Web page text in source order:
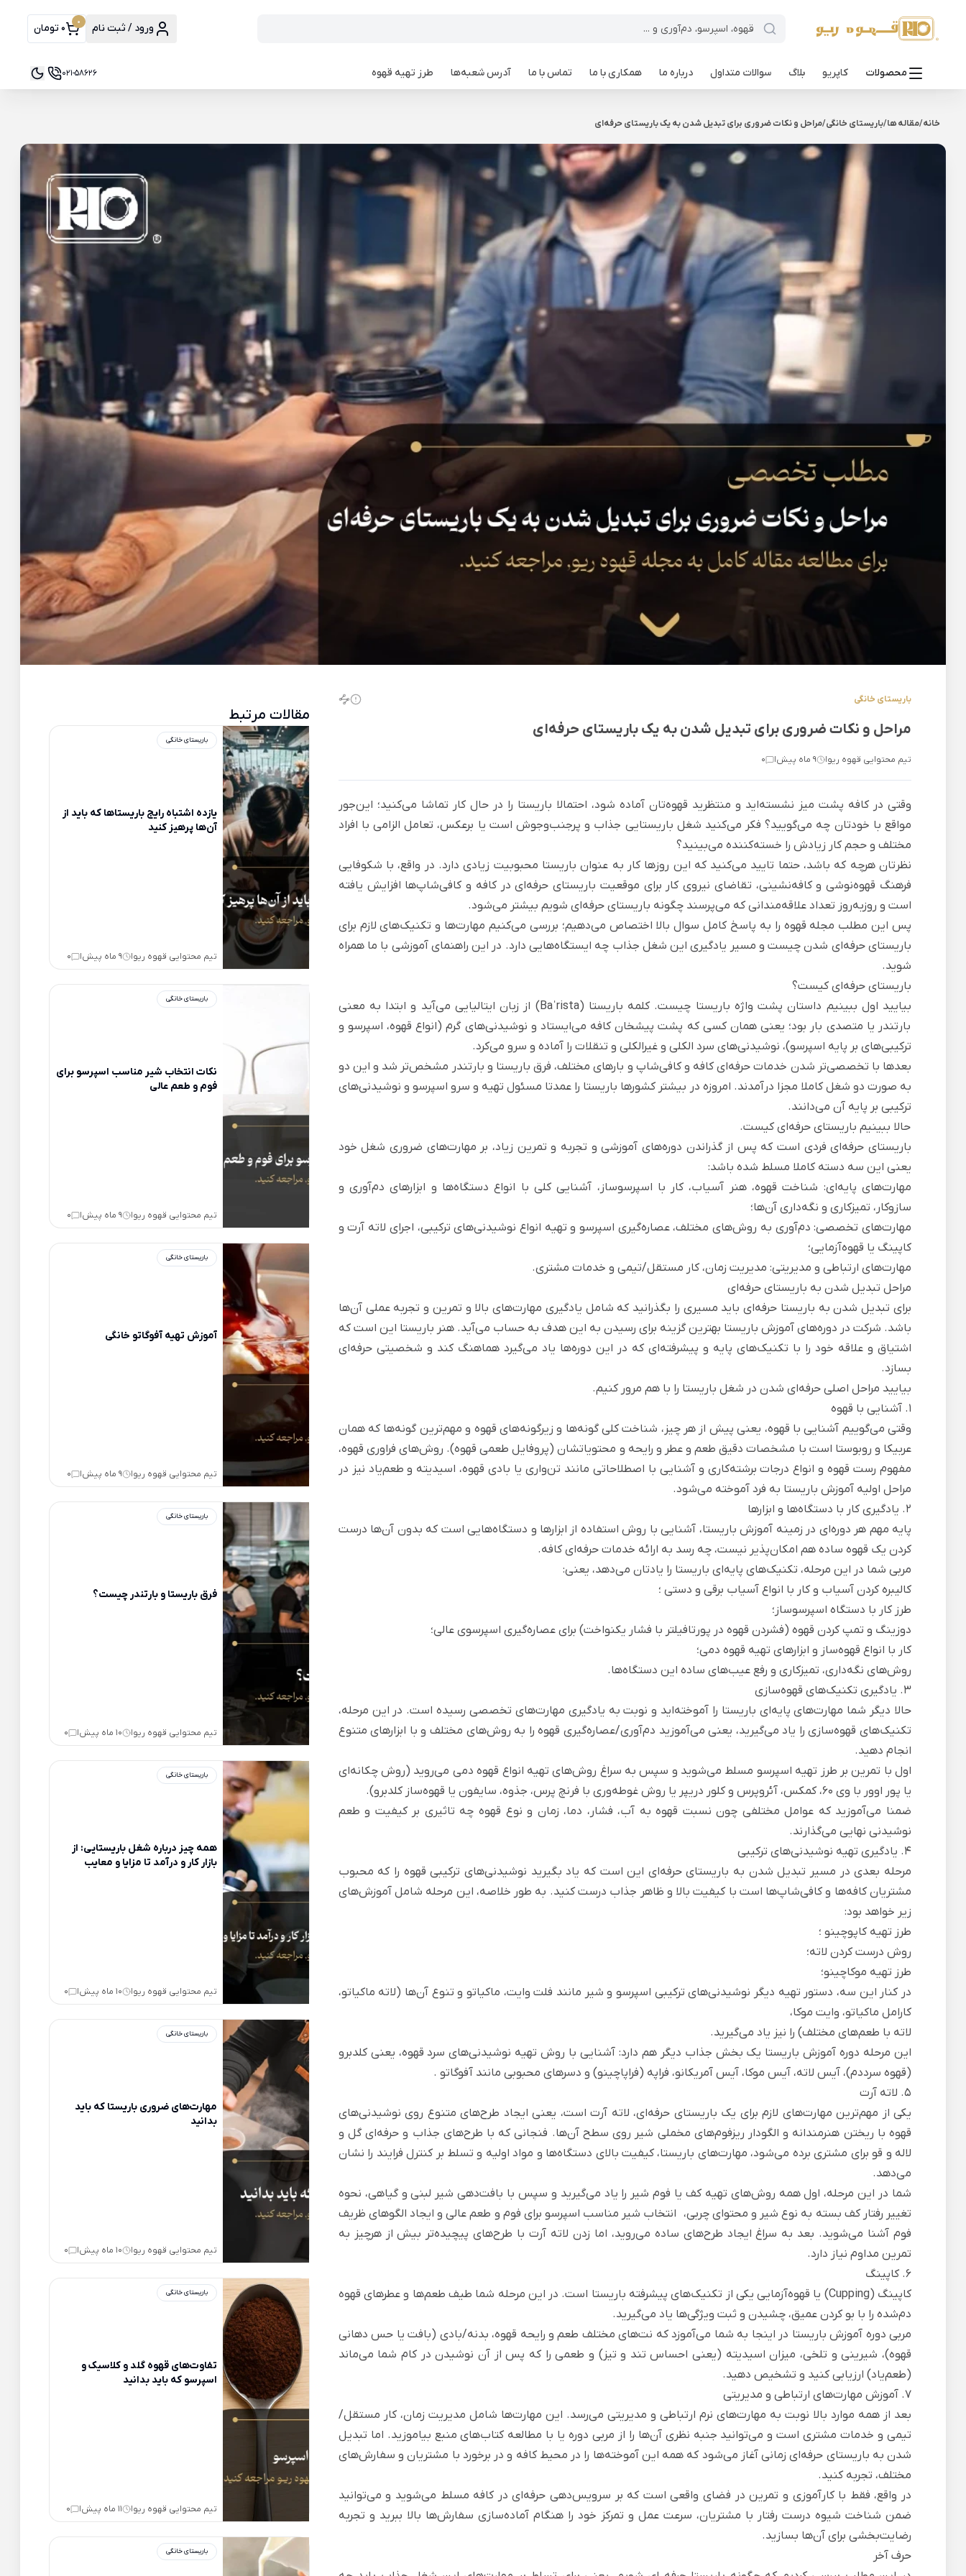
ورود / ثبت نام 0 0 تومان
محصولات کاپریو بلاگ سوالات متداول درباره ما همکاری با ما تماس با ما آدرس شعبه‌ها طرز تهیه قهوه 021-58626
خانه/مقاله ها/باریستای خانگی/مراحل و نکات ضروری برای تبدیل شدن به یک باریستای حرفه‌ای
باریستای خانگی
مراحل و نکات ضروری برای تبدیل شدن به یک باریستای حرفه‌ای
تیم محتوایی قهوه ریو| 9 ماه پیش |
0
وقتی در کافه پشت میز نشسته‌اید و منتظرید قهوه‌تان آماده شود، احتمالا باریستا را در حال کار تماشا می‌کنید؛ این‌جور
مواقع با خودتان چه می‌گویید؟ فکر می‌‌کنید شغل باریستایی جذاب و پرجنب‌وجوش است یا برعکس، تعامل الزامی با افراد
مختلف و حجم کار زیادش را خسته‌کننده ‌می‌بینید؟
نظرتان هرچه که باشد، حتما تایید می‌کنید که این روزها کار به عنوان باریستا محبوبیت زیادی دارد. در واقع، با شکوفایی
فرهنگ قهوه‌نوشی و کافه‌نشینی، تقاضای نیروی کار برای موقعیت باریستای حرفه‌ای در کافه‌ و کافی‌شاپ‌ها افزایش یافته
است و روزبه‌روز تعداد علاقه‌مندانی که می‌پرسند چگونه باریستای حرفه‌ای شویم بیشتر می‌شود.
پس این مطلب مجله قهوه را به پاسخ کامل سوال بالا اختصاص می‌دهیم؛ بررسی می‌کنیم مهارت‌ها و تکنیک‌های لازم برای
باریستای حرفه‌ای شدن چیست و مسیر یادگیری این شغل جذاب چه ایستگاه‌هایی دارد. در این راهنمای آموزشی با ما همراه
شوید.
باریستای حرفه‌ای کیست؟
بیایید اول ببینیم داستان پشت واژه باریستا چیست. کلمه باریستا (Baˈrista) از زبان ایتالیایی می‌آید و ابتدا به معنی
بارتندر یا متصدی بار بود؛ یعنی همان کسی که پشت پیشخان کافه می‌ایستاد و نوشیدنی‌های گرم (انواع قهوه، اسپرسو و
ترکیبی‌های بر پایه اسپرسو)، نوشیدنی‌های سرد الکلی و غیرالکلی و تنقلات را آماده و سرو می‌کرد.
بعدها با تخصصی‌تر شدن خدمات حرفه‌ای کافه و کافی‌شاپ و بارهای مختلف، فرق باریستا و بارتندر مشخص‌تر شد و این دو
به صورت دو شغل کاملا مجزا درآمدند. امروزه در بیشتر کشورها باریستا را عمدتا مسئول تهیه و سرو اسپرسو و نوشیدنی‌های
ترکیبی بر پایه آن می‌دانند.
حالا ببینیم باریستای حرفه‌ای کیست.
باریستای حرفه‌ای فردی است که پس از گذراندن دوره‌های آموزشی و تجربه و تمرین زیاد، بر مهارت‌های ضروریشغل خود
یعنی این سه دسته کاملا مسلط شده باشد:
مهارت‌های پایه‌ای: شناخت قهوه، هنر آسیاب، کار با اسپرسوساز، آشنایی کلی با انواع دستگاه‌ها و ابزارهای دم‌آوری و
سازوکار، تمیزکاری و نگه‌داری آن‌ها؛
مهارت‌های تخصصی: دم‌آوری به روش‌های مختلف، عصاره‌گیری اسپرسو و تهیه انواع نوشیدنی‌های ترکیبی، اجرای لاته آرتو
کاپینگ یا قهوه‌آزمایی؛
مهارت‌های ارتباطی و مدیریتی: مدیریت زمان، کار مستقل/تیمی و خدمات مشتری.
مراحل تبدیل شدن به باریستای حرفه‌ای
برای تبدیل شدن به باریستا حرفه‌ای باید مسیری را بگذرانید که شامل یادگیری مهارت‌های بالا و تمرین و تجربه عملی آن‌ها
باشد. شرکت در دوره‌های آموزش باریستا بهترین گزینه برای رسیدن به این هدف به حساب می‌آید. هنر باریستا این است که
اشتیاق و علاقه خود را با تکنیک‌های پایه و پیشرفته‌ای که در این دوره‌ها یاد می‌گیرد هماهنگ‌ کند و شخصیتی حرفه‌ای
بسازد.
بیایید مراحل اصلی حرفه‌ای شدن در شغل باریستا را با هم مرور کنیم.
1. آشنایی با قهوه
وقتی می‌گوییم آشنایی با قهوه، یعنی پیش از هر چیز، شناخت کلیگونه‌ها و زیرگونه‌های قهوه و مهم‌ترین گونه‌ها که همان
عربیکا و روبوستا است با مشخصات دقیق طعم و عطر و رایحه‌ و محتویاتشان (پروفایل طعمی قهوه). روش‌های فراوری قهوه،
مفهوم رست قهوهو انواع درجات برشته‌کاری و آشنایی با اصطلاحاتی مانند تن‌وارییا بادی قهوه، اسیدیته و طعم‌یاد نیز در
مراحل اولیه آموزش باریستا به فرد آموخته می‌شود.
2. یادگیری کار با دستگاه‌ها و ابزارها
پایه مهم هر دوره‌ای در زمینه آموزش باریستا، آشنایی با روش استفاده از ابزارها و دستگاه‌هایی است که بدون آن‌ها درست
کردن یک قهوه ساده هم امکان‌پذیر نیست، چه رسد به ارائه خدمات حرفه‌ای کافه.
مربی شما در این مرحله، تکنیک‌های پایه‌ای باریستا را یادتان می‌دهد، یعنی:
کالیبره کردن آسیاب و کار با انواع آسیاب برقی و دستی ؛
طرز کار با دستگاه اسپرسوساز؛
دوزینگ و تمپ کردن قهوه (فشردن قهوه در پورتافیلتر با فشار یکنواخت) برای عصاره‌گیری اسپرسوی عالی؛
کار با انواع قهوه‌ساز و ابزارهای تهیه قهوه دمی؛
روش‌های نگه‌داری، تمیزکاری و رفع عیب‌های ساده این ‌دستگاه‌ها.
3. یادگیری تکنیک‌های قهوه‌سازی
حالا دیگر شما مهارت‌های پایه‌ای باریستا را آموخته‌اید و نوبت به یادگیری مهارت‌های تخصصی رسیده‌ است. در این مرحله،
تکنیک‌های قهوه‌سازی را یاد می‌گیرید، یعنی می‌آموزید دم‌آوری/عصاره‌گیری قهوه را به روش‌های مختلف و با ابزارهای متنوع
انجام دهید.
اول با تمرین‌ بر طرز تهیه اسپرسو مسلط می‌شوید و سپس به سراغ روش‌های تهیه انواع قهوه دمی می‌روید (روش چکانه‌ای
یا پور اوور با وی 60، کمکس، آئروپرس و کلور دریپر یا روش غوطه‌وری با فرنچ پرس، جذوه، سایفون یا قهوه‌ساز کلدبرو).
ضمنا می‌آموزید که عوامل مختلفی چون نسبت قهوه به آب، فشار، دما، زمان و نوع قهوه چه تاثیری بر کیفیت و طعم
نوشیدنی نهایی می‌گذارند.
4. یادگیری تهیه نوشیدنی‌های ترکیبی
مرحله بعدی در مسیر تبدیل شدن به باریستای حرفه‌ای این است که یاد بگیرید نوشیدنی‌های ترکیبی قهوه را که محبوب
مشتریان کافه‌ها و کافی‌شاپ‌ها است با کیفیت بالا و ظاهر جذاب درست کنید. به طور خلاصه، این مرحله شامل آموزش‌های
زیر خواهد بود:
طرز تهیه کاپوچینو ؛
روش درست کردن لاته؛
طرز تهیه موکاچینو؛
در کنار این سه، دستور تهیه دیگر نوشیدنی‌های ترکیبی اسپرسو و شیر مانند فلت وایت، ماکیاتو و تنوع آن‌ها (لاته ماکیاتو،
کارامل ماکیاتو، وایت موکا،
لاته با طعم‌‌های مختلف) را نیز یاد می‌گیرید.
این مرحله دوره آموزش باریستا یک بخش جذاب دیگر هم دارد: آشنایی با روش تهیه نوشیدنی‌های سرد قهوه، یعنی کلدبرو
(قهوه ‌سرددم)، آیس لاته، آیس موکا، آیس آمریکانو، فراپه (فراپاچینو) و دسرهای محبوبی مانند آفوگاتو .
5. لاته آرت
یکی از مهم‌ترین مهارت‌های لازم برای یک باریستای حرفه‌ای، لاته آرتاست، یعنی ایجاد طرح‌های متنوع روی نوشیدنی‌های
قهوه با ریختن هنرمندانه و الگودار ریزفوم‌های مخملی شیر روی سطح آن‌ها. فنجانی که با طرح‌های جذاب و حرفه‌ای گل و
لاله و قو برای مشتری برده می‌شود، مهارت‌های باریستا، کیفیت بالای دستگاه‌ها و مواد اولیه و تسلط بر کنترل فرایند را نشان
می‌دهد.
شما در این مرحله، اول همه روش‌های تهیه کف یا فوم شیر را یاد می‌گیرید و سپس با بافت‌دهی شیر لبنی و گیاهی، نحوه
تغییر رفتار کف بسته به نوع شیر و محتوای چربی، انتخاب شیر مناسب اسپرسو برای فوم و طعم عالیو ایجاد الگوهای ظریف
فوم آشنا می‌شوید. بعد به سراغ ایجاد طرح‌های ساده‌ می‌روید، اما زدن لاته آرت با طرح‌های پیچیده‌تر بیش از هرچیز به
تمرین مداوم نیاز دارد.
6. کاپینگ
کاپینگ (Cupping) یا قهوه‌آزمایی یکی از تکنیک‌های پیشرفته باریستا است. در این مرحله شما طیف طعم‌ها و عطرهای قهوه
دم‌شده را با بو کردن عمیق، چشیدن و ثبت ویژگی‌ها یاد می‌گیرید.
مربی دوره آموزش باریستا در اینجا به شما می‌آموزد که نت‌های مختلف طعم و رایحه قهوه، بدنه/بادی (بافت یا حس دهانی
قهوه)، شیرینی و تلخی، میزان اسیدیته (یعنی احساس تند و تیز) و طعمی را که پس از آن نوشیدن در کام شما می‌ماند
(طعم‌یاد) ارزیابی کنید و تشخیص دهید.
7. آموزش مهارت‌های ارتباطی و مدیریتی
بعد از همه موارد بالا نوبت به مهارت‌های نرم ارتباطی و مدیریتی می‌رسد. این مهارت‌ها شامل مدیریت زمان، کار مستقل/
تیمی و خدمات مشتری است و می‌توانید جنبه نظری آن‌ها را از مربی دوره یا با مطالعه کتاب‌های منبع بیاموزید. اما تبدیل
شدن به باریستای حرفه‌ای زمانی آغاز می‌شود که همه این آموخته‌ها را در محیط کافه و در برخورد با مشتریان و سفارش‌های
مختلف، تجربه کنید.
در واقع، فقط با کارآموزی و تمرین در فضای واقعی است که بر سرویس‌دهی حرفه‌ای در کافه مسلط می‌شوید و می‌توانید
ضمن شناخت شیوه درست رفتار با مشتریان، سرعت عمل و تمرکز خود را هنگام آماده‌سازی سفارش‌ها بالا ببرید و تجربه‌
رضایت‌بخشی برای آن‌ها بسازید.
حرف آخر
مقالات مرتبط
باریستای خانگی
یازده اشتباه رایج باریستاها که باید از
آن‌ها پرهیز کنید
تیم محتوایی قهوه ریو | 9 ماه پیش |
0
باریستای خانگی
نکات انتخاب شیر مناسب اسپرسو برای
فوم و طعم عالی
تیم محتوایی قهوه ریو | 9 ماه پیش |
0
باریستای خانگی
آموزش تهیه آفوگاتو خانگی
تیم محتوایی قهوه ریو | 9 ماه پیش |
0
باریستای خانگی
فرق باریستا و بارتندر چیست؟
تیم محتوایی قهوه ریو | 10 ماه پیش |
0
باریستای خانگی
همه چیز درباره شغل باریستایی: از
بازار کار و درآمد تا مزایا و معایب
تیم محتوایی قهوه ریو | 10 ماه پیش |
0
باریستای خانگی
مهارت‌های ضروری باریستا که باید
بدانید
تیم محتوایی قهوه ریو | 10 ماه پیش |
0
باریستای خانگی
تفاوت‌های قهوه گلد و کلاسیک و
اسپرسو که باید بدانید
تیم محتوایی قهوه ریو | 11 ماه پیش |
0
باریستای خانگی